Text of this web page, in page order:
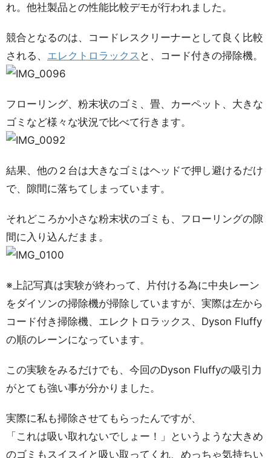
れ。他社製品との性能比較デモが行われました。
競合となるのは、コードレスクリーナーとして良く比較
される、 エレクトロラックス と、コード付きの掃除機。
フローリング、粉末状のゴミ、畳、カーペット、大きな
ゴミなど様々な状況で比べて行きます。
結果、他の２台は大きなゴミはヘッドで押し避けるだけ
で、隙間に落ちてしまっています。
それどころか小さな粉末状のゴミも、フローリングの隙
間に入り込んだまま。
※上記写真は実験が終わって、片付ける為に中央レーン
をダイソンの掃除機が掃除していますが、実際は左から
コード付き掃除機、エレクトロラックス、Dyson Fluffy
の順のレーンになっています。
この実験をみるだけでも、今回のDyson Fluffyの吸引力
がとても強い事が分かりました。
実際に私も掃除させてもらったんですが、
「これは吸い取れないでしょー！」というような大きめ
のゴミもスイスイと吸い取ってくれ、めっちゃ気持ちい